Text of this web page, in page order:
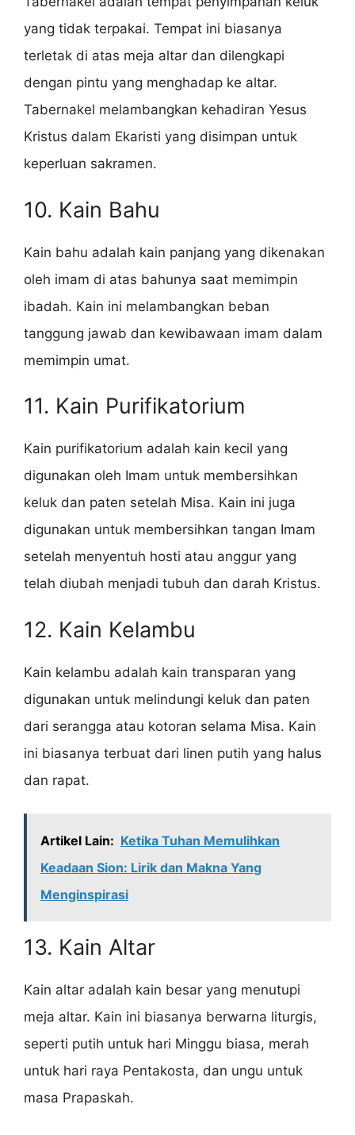
yang tidak terpakai. Tempat ini biasanya
terletak di atas meja altar dan dilengkapi
dengan pintu yang menghadap ke altar.
Tabernakel melambangkan kehadiran Yesus
Kristus dalam Ekaristi yang disimpan untuk
keperluan sakramen.
10. Kain Bahu
Kain bahu adalah kain panjang yang dikenakan
oleh imam di atas bahunya saat memimpin
ibadah. Kain ini melambangkan beban
tanggung jawab dan kewibawaan imam dalam
memimpin umat.
11. Kain Purifikatorium
Kain purifikatorium adalah kain kecil yang
digunakan oleh Imam untuk membersihkan
keluk dan paten setelah Misa. Kain ini juga
digunakan untuk membersihkan tangan Imam
setelah menyentuh hosti atau anggur yang
telah diubah menjadi tubuh dan darah Kristus.
12. Kain Kelambu
Kain kelambu adalah kain transparan yang
digunakan untuk melindungi keluk dan paten
dari serangga atau kotoran selama Misa. Kain
ini biasanya terbuat dari linen putih yang halus
dan rapat.
Artikel Lain: Ketika Tuhan Memulihkan
Keadaan Sion: Lirik dan Makna Yang
Menginspirasi
13. Kain Altar
Kain altar adalah kain besar yang menutupi
meja altar. Kain ini biasanya berwarna liturgis,
seperti putih untuk hari Minggu biasa, merah
untuk hari raya Pentakosta, dan ungu untuk
masa Prapaskah.